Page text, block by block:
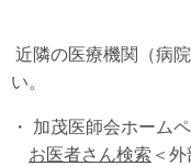
近隣の医療機関（病
い。
・ 加茂医師会ホーム
お医者さん検索 ＜